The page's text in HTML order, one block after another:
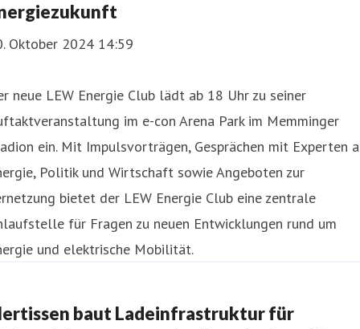
Oktober 2024 14:59
neue LEW Energie Club lädt ab 18 Uhr zu seiner
im e-con Arena Park im Memminger
ein. Mit Impulsvorträgen, Gesprächen mit Experten
Politik und Wirtschaft sowie Angeboten zur
bietet der LEW Energie Club eine zentrale
für Fragen zu neuen Entwicklungen rund um
und elektrische Mobilität.
baut Ladeinfrastruktur für